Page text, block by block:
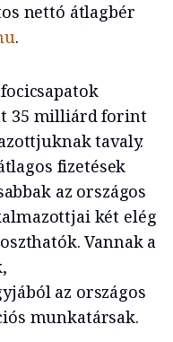
nettó átlagbér
.
35 milliárd forint
tavaly.
fizetések
az országos
két elég
Vannak a
az országos
munkatársak.